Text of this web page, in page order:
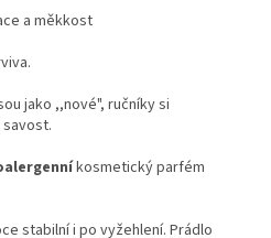
a měkkost
jako ,,nové", ručníky si
kosmetický parfém
stabilní i po vyžehlení. Prádlo